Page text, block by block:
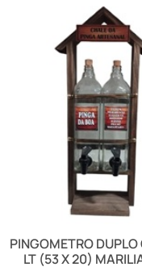
PINGOMETRO DUPLO
LT (53 X 20)